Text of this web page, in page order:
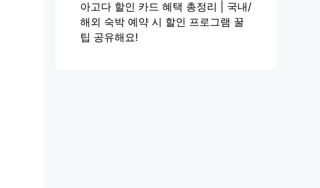
아고다 할인 카드 혜택 총정리 | 국내/
해외 숙박 예약 시 할인 프로그램 꿀
팁 공유해요!